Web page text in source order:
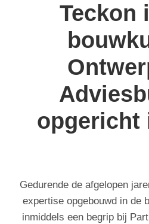
Teckon
opgericht
Gedurende de afgelopen
expertise opgebouwd in de
inmiddels een begrip bij